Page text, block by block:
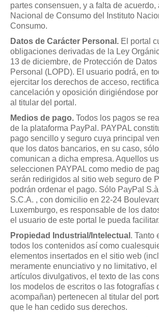
partes consensuen, y a falta de acuerdo,
Nacional de Consumo del Instituto
Consumo.
Datos de Carácter Personal. El portal
obligaciones derivadas de la Ley
13 de diciembre, de Protección de
Personal (LOPD). El usuario podrá, en
ejercitar los derechos de acceso,
cancelación y oposición dirigiéndose
al titular del portal.
Medios de pago. Todos los pagos se
de la plataforma PayPal. PAYPAL
pago sencillo y seguro cuya principal
que los datos bancarios, en su caso,
comunican a dicha empresa. Aquellos
seleccionen PAYPAL como medio de
serán redirigidos al sitio web seguro de
podrán ordenar el pago. Sólo PayPal
S.C.A. , con domicilio en 22-24
Luxemburgo, es responsable de los
el usuario de este portal le pueda facilitar.
Propiedad Industrial/Intelectual . Tanto
todos los contenidos así como
elementos insertados en el sitio web
meramente enunciativo y no limitativo,
artículos divulgativos, el texto de las
los modelos de escritos o las fotografías
acompañan) pertenecen al titular del
que le han cedido sus derechos.